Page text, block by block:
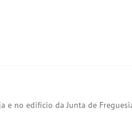
e no edifício da Junta de